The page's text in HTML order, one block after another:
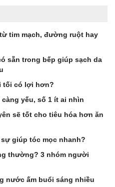
tim mạch, đường ruột hay
sẵn trong bếp giúp sạch da
tối có lợi hơn?
yếu, số 1 ít ai nhìn
sẽ tốt cho tiêu hóa hơn ăn
giúp tóc mọc nhanh?
thường? 3 nhóm người
nước ấm buổi sáng nhiều